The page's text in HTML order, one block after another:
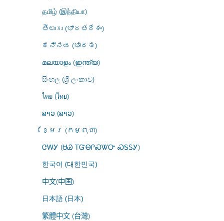
தமிழ் (இந்தியா)
తెలుగు (భారతదేశం)
ಕನ್ನಡ (ಭಾರತ)
മലയാളം (ഇന്ത്യ)
සිංහල (ශ්‍රී ලංකාව)
ไทย (ไทย)
ລາວ (ລາວ)
ខ្មែរ (កម្ពុជា)
ᏣᎳᎩ (ᏌᏊ ᎢᏳᎾᎵᏍᏔᏅ ᏍᎦᏚᎩ)
한국어 (대한민국)
中文(中国)
日本語 (日本)
繁體中文 (台灣)